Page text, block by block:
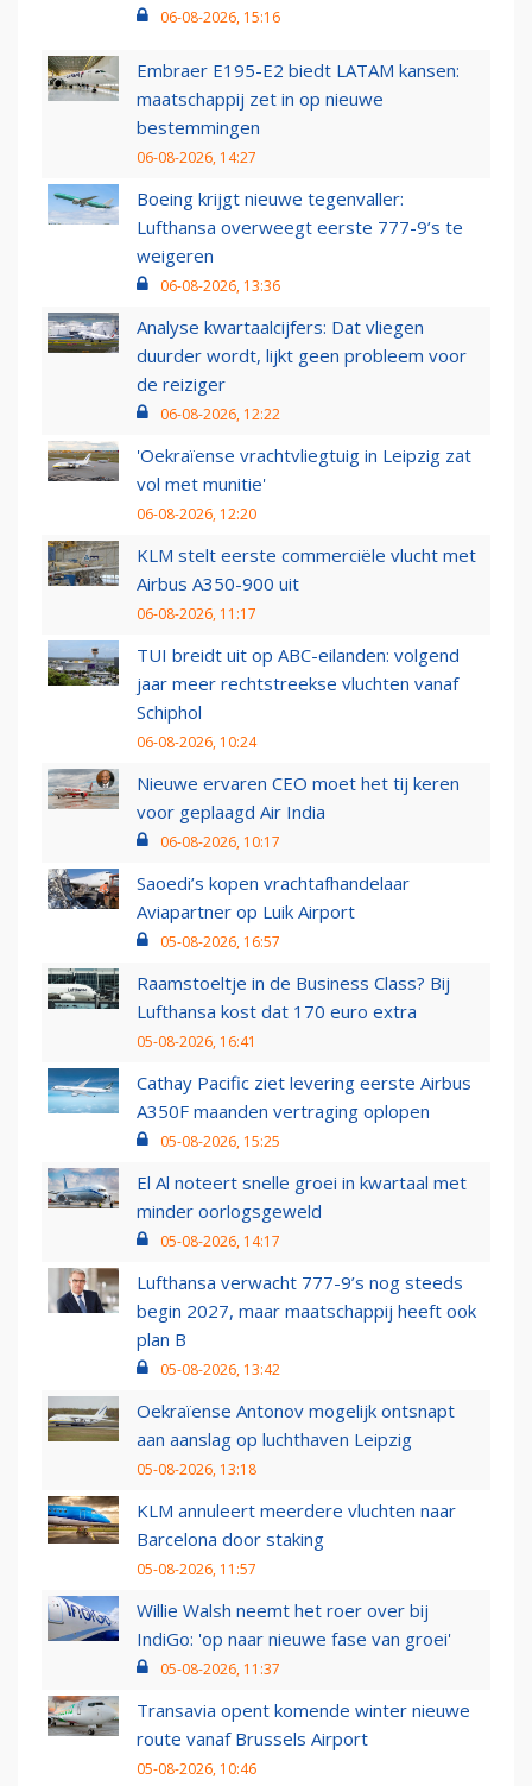
06-08-2026, 15:16
Embraer E195-E2 biedt LATAM kansen:
maatschappij zet in op nieuwe
bestemmingen
06-08-2026, 14:27
Boeing krijgt nieuwe tegenvaller:
Lufthansa overweegt eerste 777-9’s te
weigeren
06-08-2026, 13:36
Analyse kwartaalcijfers: Dat vliegen
duurder wordt, lijkt geen probleem voor
de reiziger
06-08-2026, 12:22
'Oekraïense vrachtvliegtuig in Leipzig zat
vol met munitie'
06-08-2026, 12:20
KLM stelt eerste commerciële vlucht met
Airbus A350-900 uit
06-08-2026, 11:17
TUI breidt uit op ABC-eilanden: volgend
jaar meer rechtstreekse vluchten vanaf
Schiphol
06-08-2026, 10:24
Nieuwe ervaren CEO moet het tij keren
voor geplaagd Air India
06-08-2026, 10:17
Saoedi’s kopen vrachtafhandelaar
Aviapartner op Luik Airport
05-08-2026, 16:57
Raamstoeltje in de Business Class? Bij
Lufthansa kost dat 170 euro extra
05-08-2026, 16:41
Cathay Pacific ziet levering eerste Airbus
A350F maanden vertraging oplopen
05-08-2026, 15:25
El Al noteert snelle groei in kwartaal met
minder oorlogsgeweld
05-08-2026, 14:17
Lufthansa verwacht 777-9’s nog steeds
begin 2027, maar maatschappij heeft ook
plan B
05-08-2026, 13:42
Oekraïense Antonov mogelijk ontsnapt
aan aanslag op luchthaven Leipzig
05-08-2026, 13:18
KLM annuleert meerdere vluchten naar
Barcelona door staking
05-08-2026, 11:57
Willie Walsh neemt het roer over bij
IndiGo: 'op naar nieuwe fase van groei'
05-08-2026, 11:37
Transavia opent komende winter nieuwe
route vanaf Brussels Airport
05-08-2026, 10:46